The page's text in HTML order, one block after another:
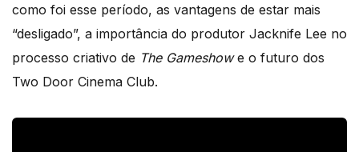
como foi esse período, as vantagens de estar mais
“desligado”, a importância do produtor Jacknife Lee no
processo criativo de The Gameshowe o futuro dos
Two Door Cinema Club.